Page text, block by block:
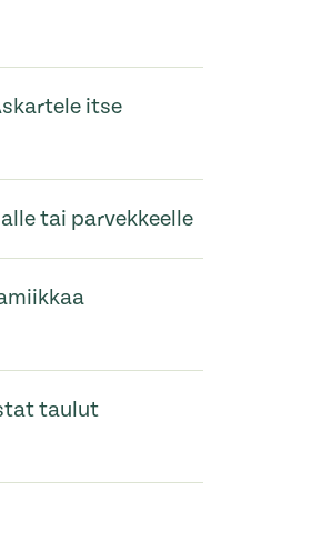
itse
tai parvekkeelle
taulut